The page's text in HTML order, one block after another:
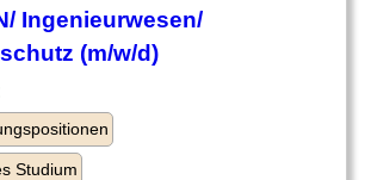
Ingenieurwesen/
(m/w/d)
Studium